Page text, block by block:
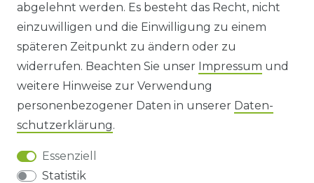
HINWEISE ZUR BATTERIEENTSORGUNG
IMPRESSUM
AGB UND KUNDENINFORMATIONEN
DATENSCHUTZERKLÄRUNG
BARRIEREFREIHEIT
abgelehnt werden. Es besteht das Recht, nicht
einzuwilligen und die Einwilligung zu einem
späteren Zeitpunkt zu ändern oder zu
widerrufen. Beachten Sie unser Impressum und
weitere Hinweise zur Verwendung
personenbezogener Daten in unserer Daten­
schutz­erklärung.
Essenziell
Statistik